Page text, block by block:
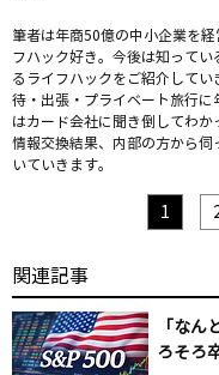
筆者は年商50億の中小企業を
フハック好き。今後は知ってい
るライフハックをご紹介して
待・出張・プライベート旅行に
はカード会社に聞き倒してわか
情報交換結果、内部の方から伺
いていきます。
1
​関連記事
「なん
ろそろ